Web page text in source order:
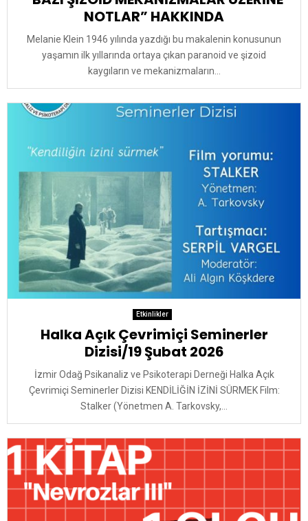
NOTLAR” HAKKINDA
Melanie Klein 1946 yılında yazdığı bu makalenin konusunun
yaşamın ilk yıllarında ortaya çıkan paranoid ve şizoid
kaygıların ve mekanizmaların...
Etkinlikler
Halka Açık Çevrimiçi Seminerler
Dizisi/19 Şubat 2026
İzmir Odağ Psikanaliz ve Psikoterapi Derneği Halka Açık
Çevrimiçi Seminerler Dizisi KENDİLİĞİN İZİNİ SÜRMEK Film:
Stalker (Yönetmen A. Tarkovsky,...